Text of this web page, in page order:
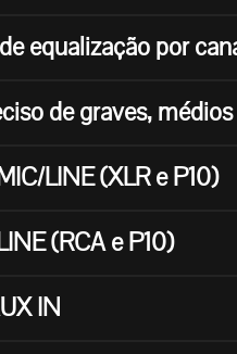
equalização por
de graves,
LINE (XLR e P10)
(RCA e P10)
IN